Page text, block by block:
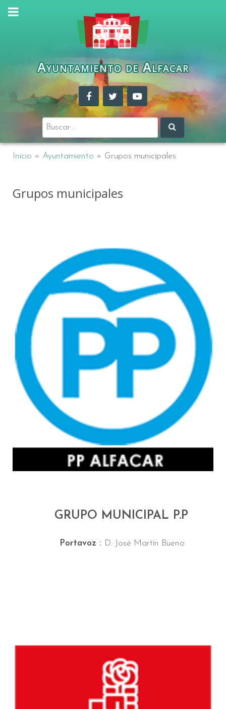
Ayuntamiento de Alfacar
Buscar:
Inicio » Ayuntamiento » Grupos municipales
Grupos municipales
GRUPO MUNICIPAL P.P
Portavoz : D. José Martín Bueno